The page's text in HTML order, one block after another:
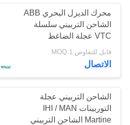
أخبار
خريطة
الموقع
PRIVACY
POLICY
محرك الديزل البحري ABB
الشاحن التربيني سلسلة
VTC عجلة الضاغط
قابل للتفاوض MOQ:1
الاتصال
الشاحن التربيني عجلة
التوربينات IHI / MAN
Martine الشاحن التربيني